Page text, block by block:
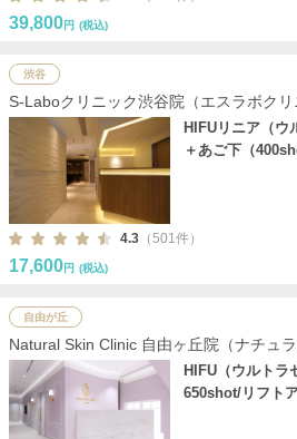
39,800円 (税込)
渋谷
S-Laboクリニック渋谷院（エスラボクリ
HIFUリニア（ウ
＋あご下（
4.3 （501件）
17,600円 (税込)
自由が丘
Natural Skin Clinic 自由ヶ丘院（ナチュ
HIFU（ウルトラ
650shot/リフト